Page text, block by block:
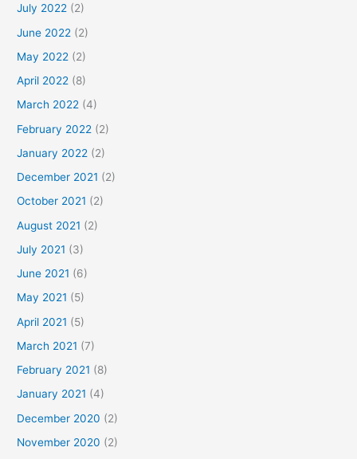
July 2022 (2)
June 2022 (2)
May 2022 (2)
April 2022 (8)
March 2022 (4)
February 2022 (2)
January 2022 (2)
December 2021 (2)
October 2021 (2)
August 2021 (2)
July 2021 (3)
June 2021 (6)
May 2021 (5)
April 2021 (5)
March 2021 (7)
February 2021 (8)
January 2021 (4)
December 2020 (2)
November 2020 (2)